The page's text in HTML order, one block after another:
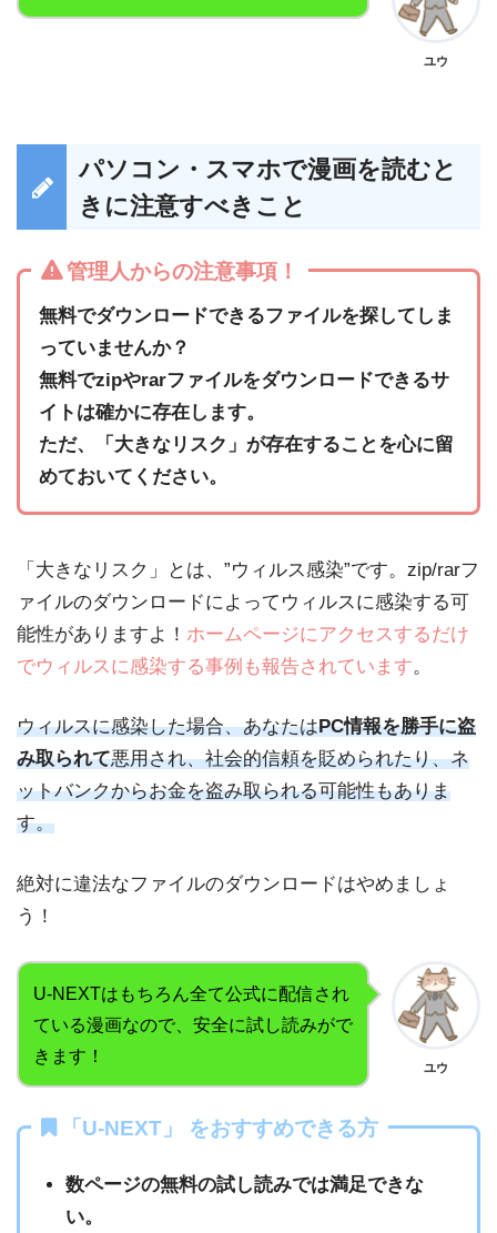
ユウ
パソコン・スマホで漫画を読むと
きに注意すべきこと
管理人からの注意事項！
無料でダウンロードできるファイルを探してしま
っていませんか？
無料でzipやrarファイルをダウンロードできるサ
イトは確かに存在します。
ただ、「大きなリスク」が存在することを心に留
めておいてください。
「大きなリスク」とは、”ウィルス感染”です。zip/rarフ
ァイルのダウンロードによってウィルスに感染する可
能性がありますよ！ ホームページにアクセスするだけ
でウィルスに感染する事例も報告されています。
ウィルスに感染した場合、あなたはPC情報を勝手に盗
み取られて悪用され、社会的信頼を貶められたり、ネ
ットバンクからお金を盗み取られる可能性もありま
す。
絶対に違法なファイルのダウンロードはやめましょ
う！
U-NEXTはもちろん全て公式に配信され
ている漫画なので、安全に試し読みがで
きます！
ユウ
「U-NEXT」 をおすすめできる方
数ページの無料の試し読みでは満足できな
い。